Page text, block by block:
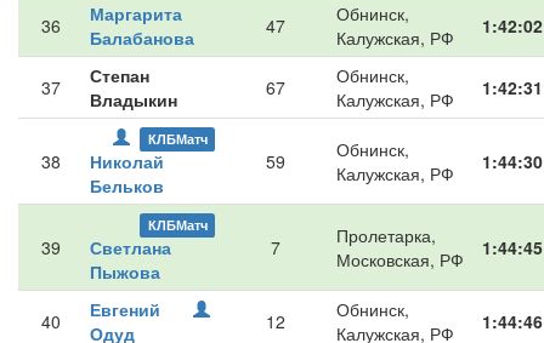
36
Маргарита
Балабанова
47
Обнинск,
Калужская, РФ
1:42:02
37
Степан
Владыкин
67
Обнинск,
Калужская, РФ
1:42:31
38
КЛБМатч
Николай
Бельков
59
Обнинск,
Калужская, РФ
1:44:30
39
КЛБМатч
Светлана
Пыжова
7
Пролетарка,
Московская, РФ
1:44:45
40
Евгений
Одуд
12
Обнинск,
Калужская, РФ
1:44:46